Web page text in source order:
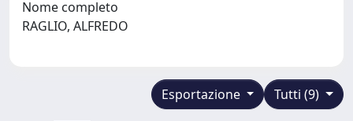
Nome completo
RAGLIO, ALFREDO
Tutti (9)
Esportazione